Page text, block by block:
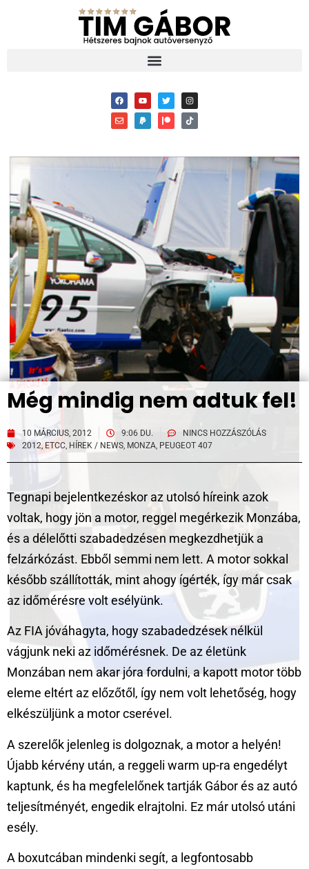
Még mindig nem adtuk fel!
10 MÁRCIUS, 2012 9:06 DU.
NINCS HOZZÁSZÓLÁS
2012, ETCC, HÍREK / NEWS, MONZA, PEUGEOT 407
Tegnapi bejelentkezéskor az utolsó híreink azok
voltak, hogy jön a motor, reggel megérkezik Monzába,
és a délelőtti szabadedzésen megkezdhetjük a
felzárkózást. Ebből semmi nem lett. A motor sokkal
később szállították, mint ahogy ígérték, így már csak
az időmérésre volt esélyünk.
Az FIA jóváhagyta, hogy szabadedzések nélkül
vágjunk neki az időmérésnek. De az életünk
Monzában nem akar jóra fordulni, a kapott motor több
eleme eltért az előzőtől, így nem volt lehetőség, hogy
elkészüljünk a motor cserével.
A szerelők jelenleg is dolgoznak, a motor a helyén!
Újabb kérvény után, a reggeli warm up-ra engedélyt
kaptunk, és ha megfelelőnek tartják Gábor és az autó
teljesítményét, engedik elrajtolni. Ez már utolsó utáni
esély.
A boxutcában mindenki segít, a legfontosabb